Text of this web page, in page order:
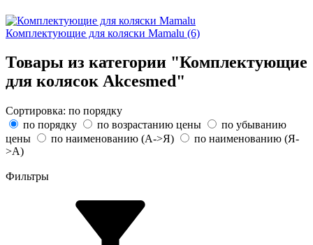
Комплектующие для коляски Mamalu (6)
Товары из категории "Комплектующие
для колясок Akcesmed"
Сортировка: по порядку
по порядку
по возрастанию цены
по убыванию
цены
по наименованию (A->Я)
по наименованию (Я-
>А)
Фильтры